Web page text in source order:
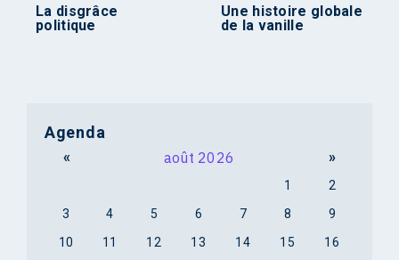
La disgrâce
politique
Une histoire globale
de la vanille
Agenda
« août 2026 »
1
2
3
4 5 6 7 8
9
10
11 12 13 14 15
16